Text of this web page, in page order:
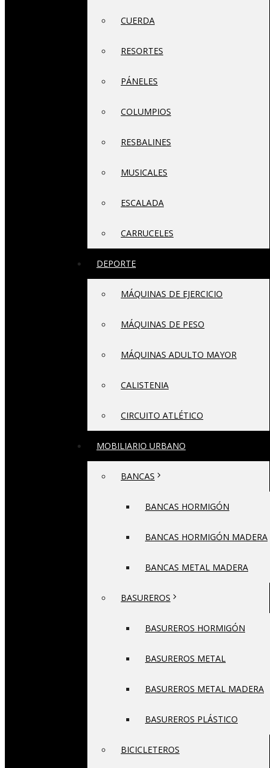
CUERDA
RESORTES
PÁNELES
COLUMPIOS
RESBALINES
MUSICALES
ESCALADA
CARRUCELES
DEPORTE
MÁQUINAS DE EJERCICIO
MÁQUINAS DE PESO
MÁQUINAS ADULTO MAYOR
CALISTENIA
CIRCUITO ATLÉTICO
MOBILIARIO URBANO
BANCAS
BANCAS HORMIGÓN
BANCAS HORMIGÓN MADERA
BANCAS METAL MADERA
BASUREROS
BASUREROS HORMIGÓN
BASUREROS METAL
BASUREROS METAL MADERA
BASUREROS PLÁSTICO
BICICLETEROS